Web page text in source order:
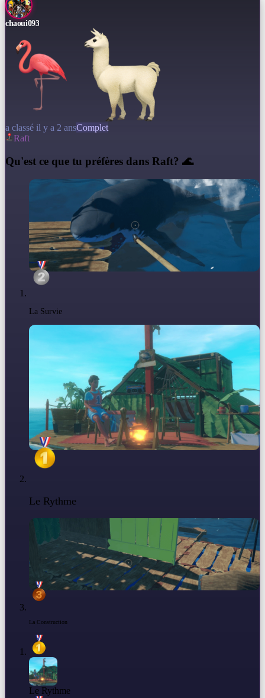
chaoui093
a classé il y a 2 ansComplet
Raft
Qu'est ce que tu préfères dans Raft? 🌊
La Survie
Le Rythme
La Construction
Le Rythme